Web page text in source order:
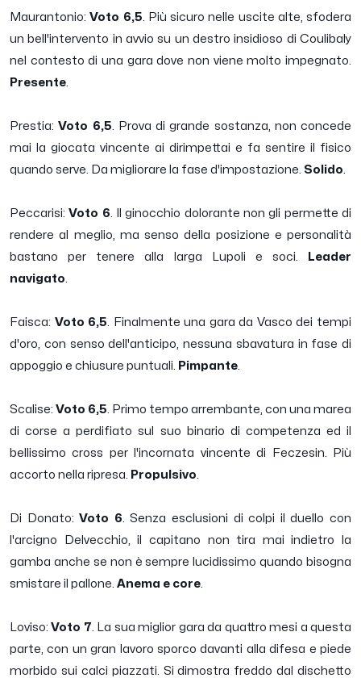
Maurantonio:Voto 6,5 . Più sicuro nelle uscite alte, sfodera
un bell'intervento in avvio su un destro insidioso di Coulibaly
nel contesto di una gara dove non viene molto impegnato.
Presente
Prestia:Voto 6,5 . Prova di grande sostanza, non concede
mai la giocata vincente ai dirimpettai e fa sentire il fisico
quando serve. Da migliorare la fase d'impostazione. Solido
Peccarisi:Voto 6 . Il ginocchio dolorante non gli permette di
rendere al meglio, ma senso della posizione e personalità
bastano per tenere alla larga Lupoli e soci.
Leader
navigato
Faisca: Voto 6,5 . Finalmente una gara da Vasco dei tempi
d'oro, con senso dell'anticipo, nessuna sbavatura in fase di
appoggio e chiusure puntuali.
Pimpante
Scalise: Voto 6,5 . Primo tempo arrembante, con una marea
di corse a perdifiato sul suo binario di competenza ed il
bellissimo cross per l'incornata vincente di Feczesin. Più
accorto nella ripresa.
Propulsivo
Di Donato:Voto 6 . Senza esclusioni di colpi il duello con
l'arcigno Delvecchio, il capitano non tira mai indietro la
gamba anche se non è sempre lucidissimo quando bisogna
smistare il pallone. Anema e core
Loviso:Voto 7 . La sua miglior gara da quattro mesi a questa
parte, con un gran lavoro sporco davanti alla difesa e piede
morbido sui calci piazzati. Si dimostra freddo dal dischetto